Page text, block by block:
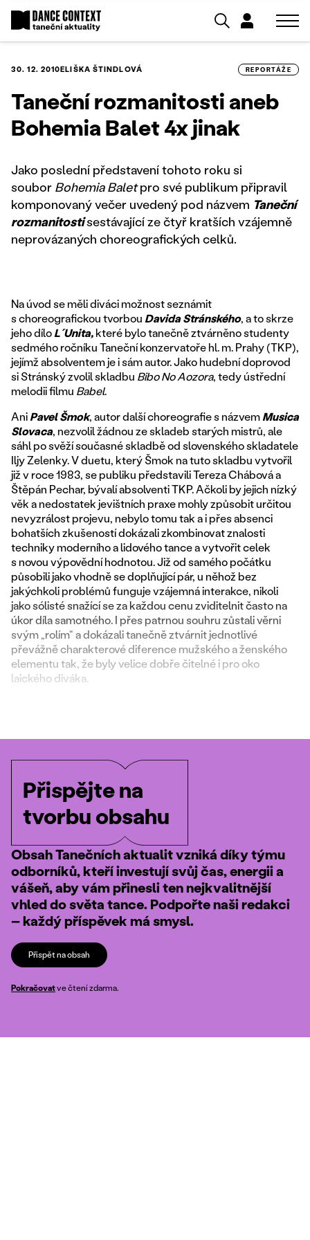
30. 12. 2010ELIŠKA ŠTINDLOVÁ REPORTÁŽE
Taneční rozmanitosti aneb
Bohemia Balet 4x jinak
Jako poslední představení tohoto roku si
soubor Bohemia Baletpro své publikum připravil
komponovaný večer uvedený pod názvem Taneční
rozmanitostisestávající ze čtyř kratších vzájemně
neprovázaných choreografických celků.
Na úvod se měli diváci možnost seznámit
s choreografickou tvorbou Davida Stránského, a to skrze
jeho díloL´Unita,které bylo tanečně ztvárněno studenty
sedmého ročníku Taneční konzervatoře hl. m. Prahy (TKP),
jejímž absolventem je i sám autor. Jako hudební doprovod
si Stránský zvolil skladbu Bibo No Aozora, tedy ústřední
melodii filmu Babel.
AniPavel Šmok, autor další choreografie s názvemMusica
Slovaca, nezvolil žádnou ze skladeb starých mistrů, ale
sáhl po svěží současné skladbě od slovenského skladatele
Iljy Zelenky. V duetu, který Šmok na tuto skladbu vytvořil
již v roce 1983, se publiku představili Tereza Chábová a
Štěpán Pechar, bývalí absolventi TKP. Ačkoli by jejich nízký
věk a nedostatek jevištních praxe mohly způsobit určitou
nevyzrálost projevu, nebylo tomu tak a i přes absenci
bohatších zkušeností dokázali zkombinovat znalosti
techniky moderního a lidového tance a vytvořit celek
s novou výpovědní hodnotou. Již od samého počátku
působili jako vhodně se doplňující pár, u něhož bez
jakýchkoli problémů funguje vzájemná interakce, nikoli
jako sólisté snažící se za každou cenu zviditelnit často na
úkor díla samotného. I přes patrnou souhru zůstali věrni
svým „rolím“ a dokázali tanečně ztvárnit jednotlivé
převážně charakterové diference mužského a ženského
elementu tak, že byly velice dobře čitelné i pro oko
laického diváka.
Přispějte na
tvorbu obsahu
Obsah Tanečních aktualit vzniká díky týmu
odborníků, kteří investují svůj čas, energii a
vášeň, aby vám přinesli ten nejkvalitnější
vhled do světa tance. Podpořte naši redakci
– každý příspěvek má smysl.
Přispět na obsah
Pokračovatve čtení zdarma.